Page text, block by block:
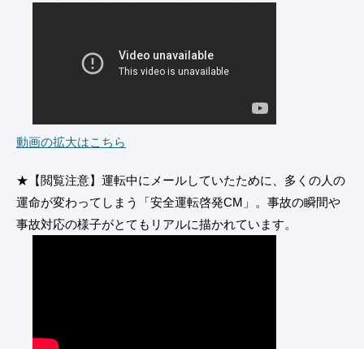
動画の拡大はこちら
★【閲覧注意】運転中にメールしていたために、多くの人の
運命が変わってしまう「安全運転啓発CM」。事故の瞬間や
事故対応の様子がとてもリアルに描かれています。